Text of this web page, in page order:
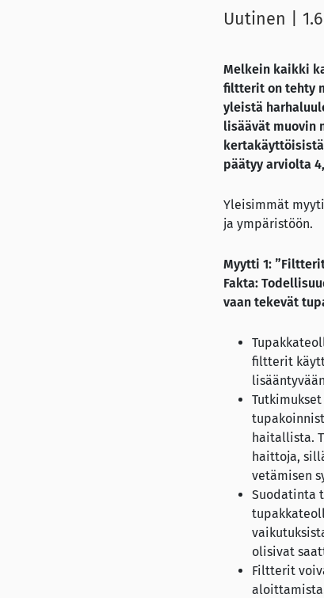
Uutinen
Melkein kaikki
filtterit on tehty
yleistä
lisäävät muovin
päätyy arviolta
Yleisimmät
ja ympäristöön.
Myytti 1:
Fakta:
vaan tekevät
filtterit
haitallista.
haittoja,
vetämisen
Suodatinta
olisivat
Filtterit